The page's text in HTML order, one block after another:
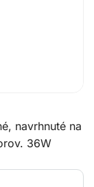
navrhnuté na
36W
iné slabo